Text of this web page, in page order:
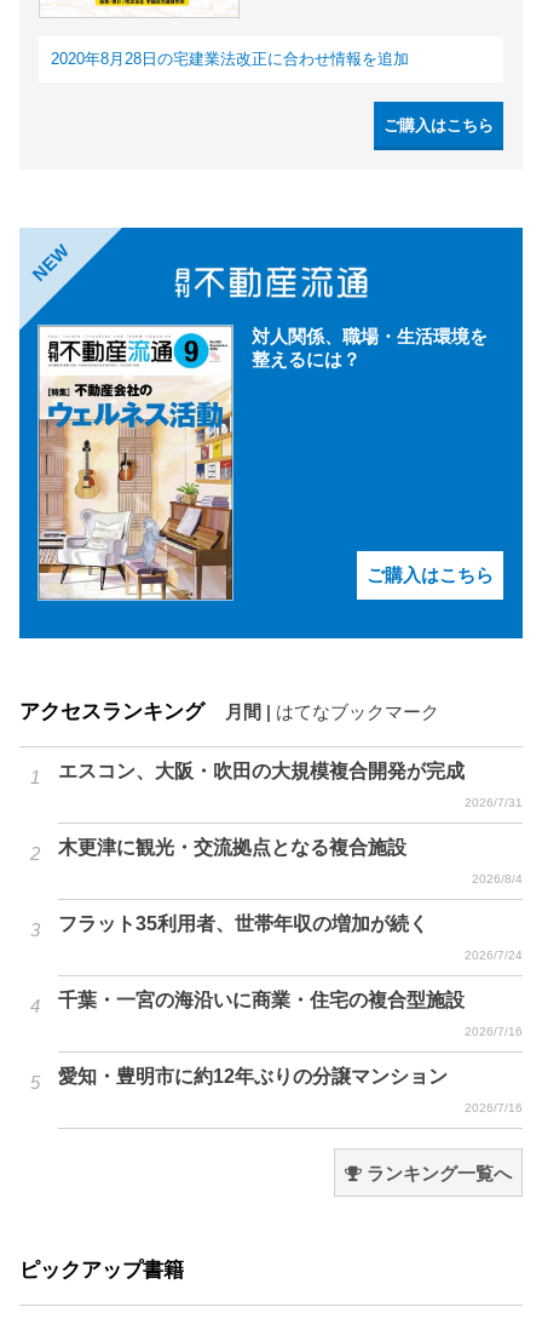
2020年8月28日の宅建業法改正に合わせ情報を追加
ご購入はこちら
NEW
対人関係、職場・生活環境を
整えるには？
ご購入はこちら
アクセスランキング 月間 はてなブックマーク
エスコン、大阪・吹田の大規模複合開発が完成
2026/7/31
木更津に観光・交流拠点となる複合施設
2026/8/4
フラット35利用者、世帯年収の増加が続く
2026/7/24
千葉・一宮の海沿いに商業・住宅の複合型施設
2026/7/16
愛知・豊明市に約12年ぶりの分譲マンション
2026/7/16
ランキング一覧へ
ピックアップ書籍